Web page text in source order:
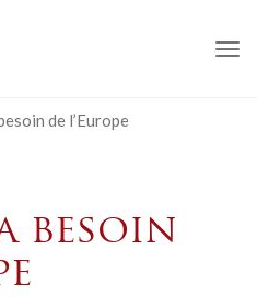
de l’Europe
besoin